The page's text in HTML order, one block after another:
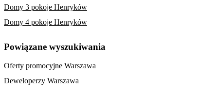
Domy 3 pokoje Henryków
Domy 4 pokoje Henryków
Powiązane wyszukiwania
Oferty promocyjne Warszawa
Deweloperzy Warszawa